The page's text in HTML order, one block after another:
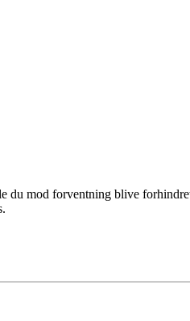
mod forventning blive